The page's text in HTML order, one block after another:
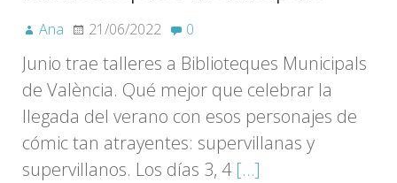
Ana 21/06/2022 0
Junio trae talleres a Biblioteques Municipals
de València. Qué mejor que celebrar la
llegada del verano con esos personajes de
cómic tan atrayentes: supervillanas y
supervillanos. Los días 3, 4 […]